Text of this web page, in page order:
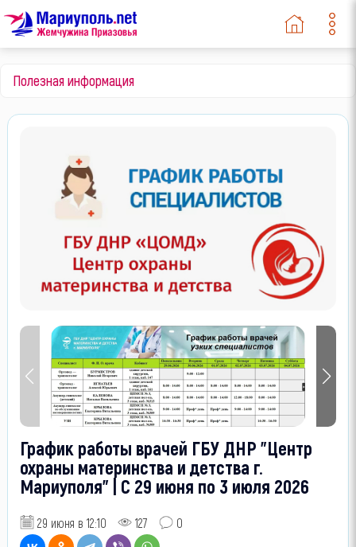
Полезная информация
График работы врачей ГБУ ДНР "Центр
охраны материнства и детства г.
Мариуполя" | С 29 июня по 3 июля 2026
29 июня в 12:10 127 0